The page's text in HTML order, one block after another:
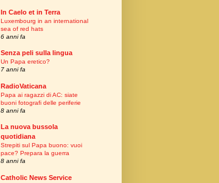
In Caelo et in Terra
Luxembourg in an international
sea of red hats
6 anni fa
Senza peli sulla lingua
Un Papa eretico?
7 anni fa
RadioVaticana
Papa ai ragazzi di AC: siate
buoni fotografi delle periferie
8 anni fa
La nuova bussola
quotidiana
Strepiti sul Papa buono: vuoi
pace? Prepara la guerra
8 anni fa
Catholic News Service